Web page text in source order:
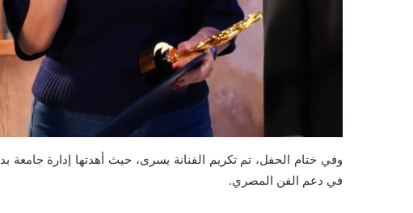
وفي ختام الحفل، تم تكريم الفنانة يسرى، حيث أهدتها إدارة جامعة
في دعم الفن المصري.